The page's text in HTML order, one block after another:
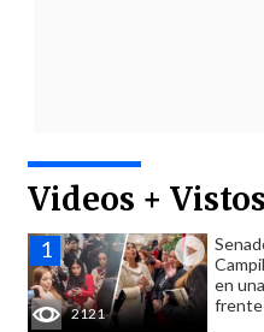
Videos + Vistos
2121
en
frente